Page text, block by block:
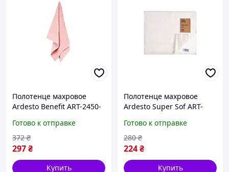
Полотенце махровое
Ardesto Benefit ART-2450-
barca
Готово к отправке
297₴
372 ₴
Купить
Полотенце махровое
Ardesto Super Sof ART-
barca
Готово к отправке
224₴
280 ₴
Купить